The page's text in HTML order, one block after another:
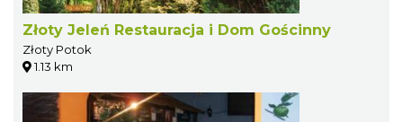
Złoty Jeleń Restauracja i Dom Gościnny
Złoty Potok
1.13 km